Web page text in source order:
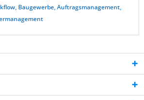
, Baugewerbe,Auftragsmanagement,